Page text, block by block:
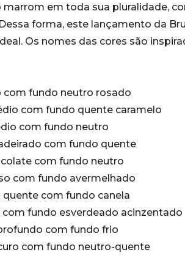
marrom em toda sua pluralidade,
forma, este lançamento da
Os nomes das cores são
com fundo neutro rosado
com fundo quente caramelo
com fundo neutro
com fundo quente
com fundo neutro
com fundo avermelhado
quente com fundo canela
com fundo esverdeado acinzentado
com fundo frio
com fundo neutro-quente